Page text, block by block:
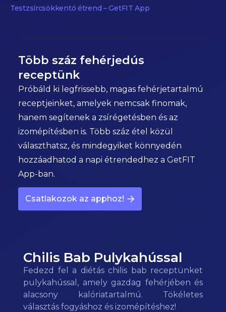
Testzsírcsökkentő étrend – GetFIT App
Több száz fehérjedús
receptünk
Próbáld ki legfrissebb, magas fehérjetartalmú
receptjeinket, amelyek nemcsak finomak,
hanem segítenek a zsírégetésben és az
izomépítésben is. Több száz étel közül
választhatsz, és mindegyiket könnyedén
hozzáadhatod a napi étrendedhez a GetFIT
App-ban.
Csatlakozok az apphoz!
Chilis Bab Pulykahússal
Fedezd fel a diétás chilis bab receptünket
pulykahússal, amely gazdag fehérjében és
alacsony kalóriatartalmú. Tökéletes
választás fogyáshoz és izomépítéshez!